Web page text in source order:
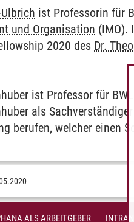
ist Professorin für
und Organisation (IMO).
2020 des Dr.
ist Professor für
als
berufen, welcher einen
ALS ARBEITGEBER